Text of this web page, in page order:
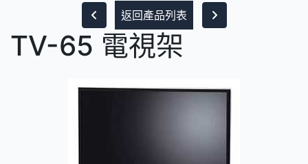
返回產品列表
TV-65 電視架